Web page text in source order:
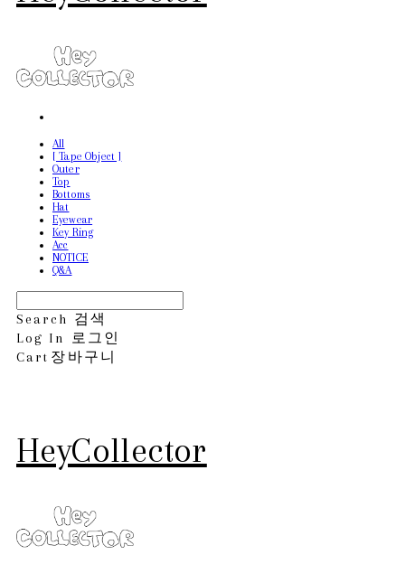
All
[ Tape Object ]
Outer
Top
Bottoms
Hat
Eyewear
Key Ring
Acc
NOTICE
Q&A
Search 검색
Log In
로그인
Cart 장바구니
HeyCollector